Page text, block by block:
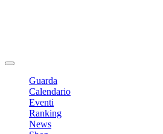
Guarda
Calendario
Eventi
Ranking
News